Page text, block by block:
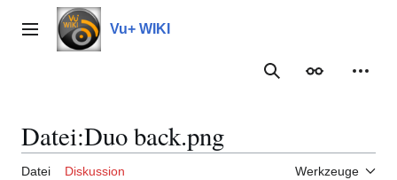
Inhalt
springenHauptmenü Vu+ WIKI
Suche
Datei:Duo back.png
Datei Diskussion Werkzeuge